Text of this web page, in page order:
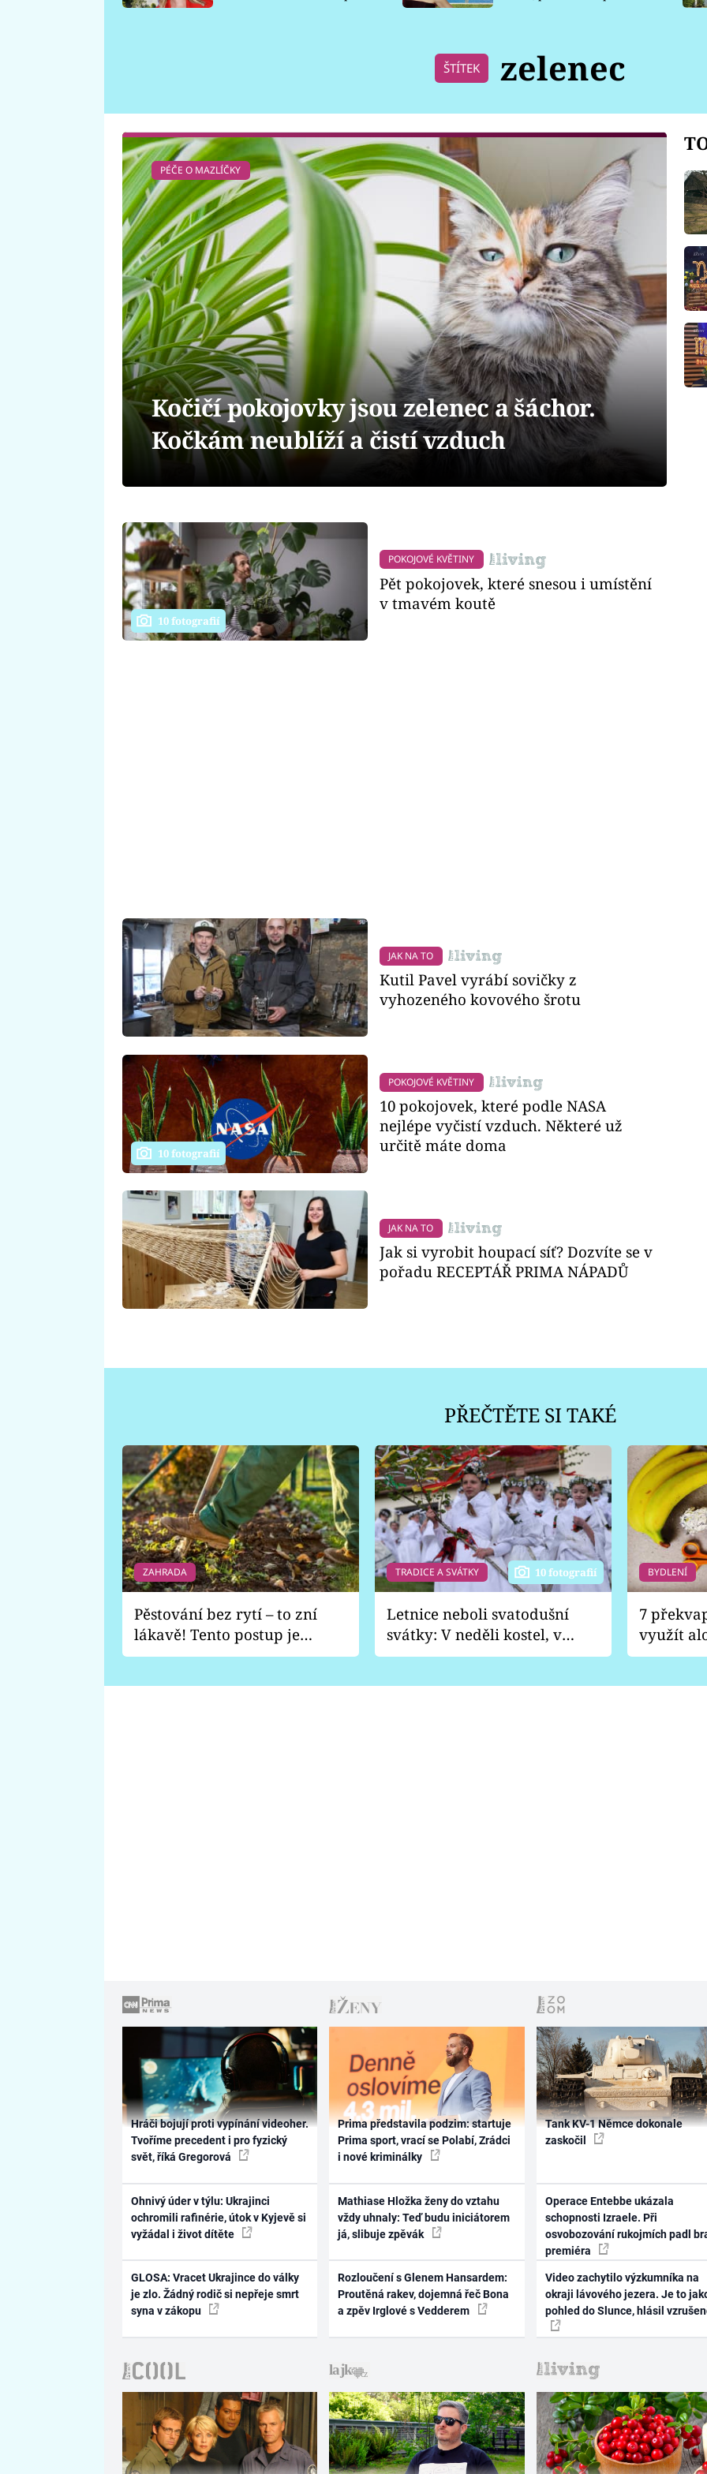
ŠTÍTEK zelenec
PÉČE O MAZLÍČKY
Kočičí pokojovky jsou zelenec a šáchor.
Kočkám neublíží a čistí vzduch
10 fotografií
POKOJOVÉ KVĚTINY
Pět pokojovek, které snesou i umístění
v tmavém koutě
JAK NA TO
Kutil Pavel vyrábí sovičky z
vyhozeného kovového šrotu
10 fotografií
POKOJOVÉ KVĚTINY
10 pokojovek, které podle NASA
nejlépe vyčistí vzduch. Některé už
určitě máte doma
JAK NA TO
Jak si vyrobit houpací síť? Dozvíte se v
pořadu RECEPTÁŘ PRIMA NÁPADŮ
PŘEČTĚTE SI TAKÉ
ZAHRADA
Pěstování bez rytí – to zní
lákavě! Tento postup je
vhodný jen pro některé
TRADICE A SVÁTKY 10 fotografií
Letnice neboli svatodušní
svátky: V neděli kostel, v
pondělí zábava
BYDLENÍ
7
využít
Hráči bojují proti vypínání videoher.
Tvoříme precedent i pro fyzický
svět, říká Gregorová
Ohnivý úder v týlu: Ukrajinci
ochromili rafinérie, útok v Kyjevě si
vyžádal i život dítěte
GLOSA: Vracet Ukrajince do války
je zlo. Žádný rodič si nepřeje smrt
syna v zákopu
Prima představila podzim: startuje
Prima sport, vrací se Polabí, Zrádci
i nové kriminálky
Mathiase Hložka ženy do vztahu
vždy uhnaly: Teď budu iniciátorem
já, slibuje zpěvák
Rozloučení s Glenem Hansardem:
Proutěná rakev, dojemná řeč Bona
a zpěv Irglové s Vedderem
Tank KV-1 Němce dokonale
zaskočil
Operace Entebbe ukázala
schopnosti Izraele. Při
osvobozování rukojmích padl
premiéra
Video zachytilo výzkumníka na
okraji lávového jezera. Je to
pohled do Slunce, hlásil